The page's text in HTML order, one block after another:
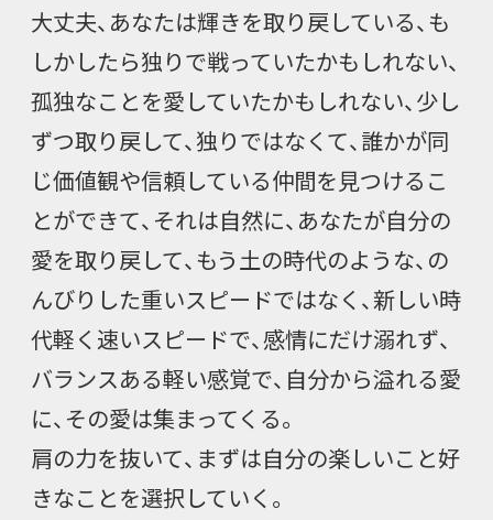
大丈夫、あなたは輝きを取り戻している、も
しかしたら独りで戦っていたかもしれない、
孤独なことを愛していたかもしれない、少し
ずつ取り戻して、独りではなくて、誰かが同
じ価値観や信頼している仲間を見つけるこ
とができて、それは自然に、あなたが自分の
愛を取り戻して、もう土の時代のような、の
んびりした重いスピードではなく、新しい時
代軽く速いスピードで、感情にだけ溺れず、
バランスある軽い感覚で、自分から溢れる愛
に、その愛は集まってくる。
肩の力を抜いて、まずは自分の楽しいこと好
きなことを選択していく。